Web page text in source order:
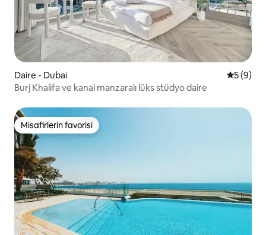
Daire - Dubai 55 (9)
Burj Khalifa ve kanal manzaralı lüks stüdyo daire
Misafirlerin favorisi
Misafirlerin favorisi